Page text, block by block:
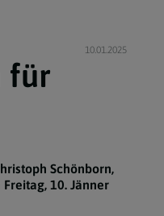
10.01.2025
für
Schönborn,
10. Jänner